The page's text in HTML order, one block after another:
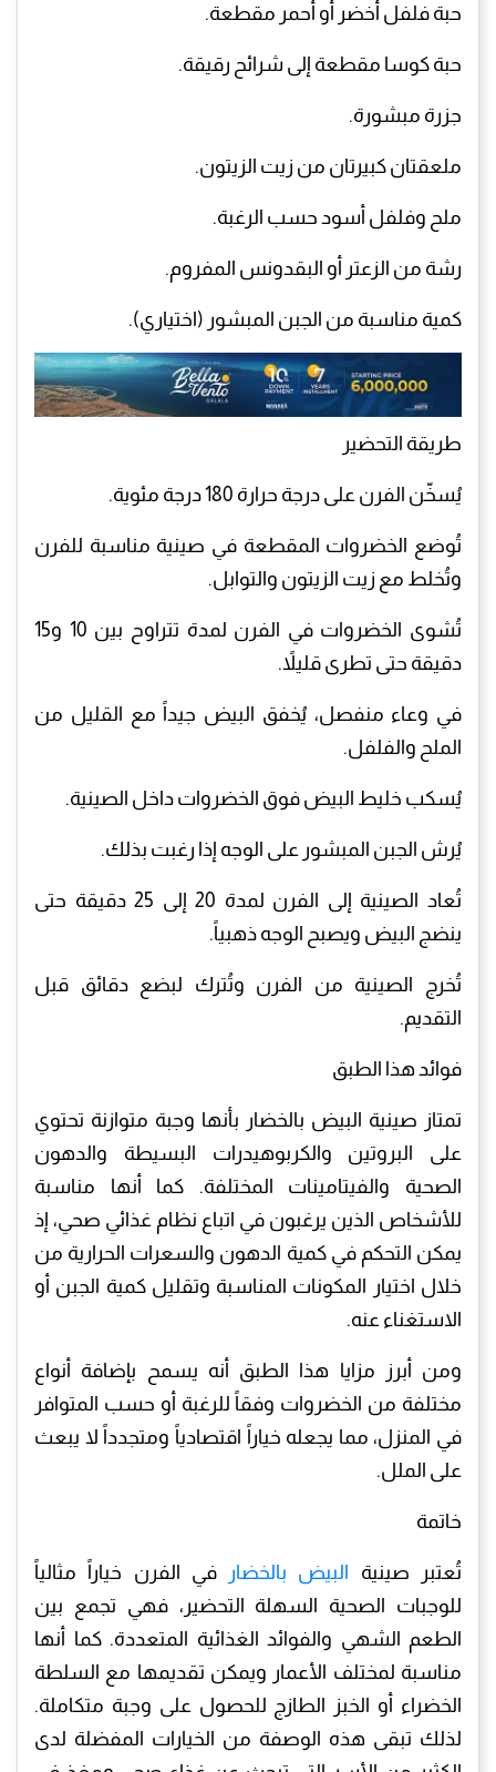
حبة فلفل أخضر أو أحمر مقطعة.
حبة كوسا مقطعة إلى شرائح رقيقة.
جزرة مبشورة.
ملعقتان كبيرتان من زيت الزيتون.
ملح وفلفل أسود حسب الرغبة.
رشة من الزعتر أو البقدونس المفروم.
كمية مناسبة من الجبن المبشور (اختياري).
طريقة التحضير
يُسخّن الفرن على درجة حرارة 180 درجة مئوية.
تُوضع الخضروات المقطعة في صينية مناسبة للفرن
وتُخلط مع زيت الزيتون والتوابل.
تُشوى الخضروات في الفرن لمدة تتراوح بين 10 و15
دقيقة حتى تطرى قليلاً.
في وعاء منفصل، يُخفق البيض جيداً مع القليل من
الملح والفلفل.
يُسكب خليط البيض فوق الخضروات داخل الصينية.
يُرش الجبن المبشور على الوجه إذا رغبت بذلك.
تُعاد الصينية إلى الفرن لمدة 20 إلى 25 دقيقة حتى
ينضج البيض ويصبح الوجه ذهبياً.
تُخرج الصينية من الفرن وتُترك لبضع دقائق قبل
التقديم.
فوائد هذا الطبق
تمتاز صينية البيض بالخضار بأنها وجبة متوازنة تحتوي
على البروتين والكربوهيدرات البسيطة والدهون
الصحية والفيتامينات المختلفة. كما أنها مناسبة
للأشخاص الذين يرغبون في اتباع نظام غذائي صحي، إذ
يمكن التحكم في كمية الدهون والسعرات الحرارية من
خلال اختيار المكونات المناسبة وتقليل كمية الجبن أو
الاستغناء عنه.
ومن أبرز مزايا هذا الطبق أنه يسمح بإضافة أنواع
مختلفة من الخضروات وفقاً للرغبة أو حسب المتوافر
في المنزل، مما يجعله خياراً اقتصادياً ومتجدداً لا يبعث
على الملل.
خاتمة
تُعتبر صينية البيض بالخضار
في الفرن خياراً مثالياً
للوجبات الصحية السهلة التحضير، فهي تجمع بين
الطعم الشهي والفوائد الغذائية المتعددة. كما أنها
مناسبة لمختلف الأعمار ويمكن تقديمها مع السلطة
الخضراء أو الخبز الطازج للحصول على وجبة متكاملة.
لذلك تبقى هذه الوصفة من الخيارات المفضلة لدى